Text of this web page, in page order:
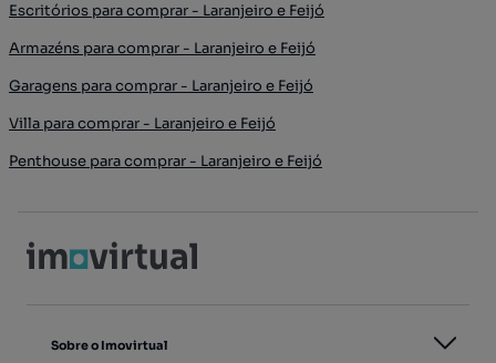
Escritórios para comprar - Laranjeiro e Feijó
Armazéns para comprar - Laranjeiro e Feijó
Garagens para comprar - Laranjeiro e Feijó
Villa para comprar - Laranjeiro e Feijó
Penthouse para comprar - Laranjeiro e Feijó
Sobre o Imovirtual